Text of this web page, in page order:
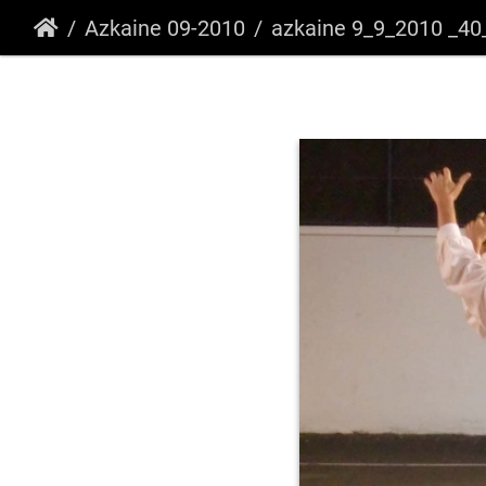
Azkaine 09-2010 azkaine 9_9_2010